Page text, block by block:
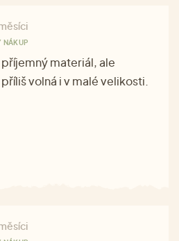
NÁKUP
materiál, ale
volná i v malé velikosti.